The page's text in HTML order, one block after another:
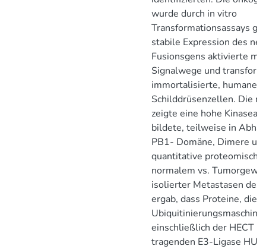
wurde durch in vitro
Transformationsassays
stabile Expression des
Fusionsgens aktivierte
Signalwege und
immortalisierte, humane
Schilddrüsenzellen. Die
zeigte eine hohe
bildete, teilweise in
PB1- Domäne, Dimere
quantitative
normalem vs.
isolierter Metastasen
ergab, dass Proteine, die
einschließlich der HECT
tragenden E3-Ligase